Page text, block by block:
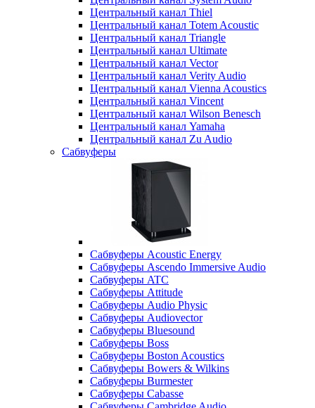
Центральный канал Thiel
Центральный канал Totem Acoustic
Центральный канал Triangle
Центральный канал Ultimate
Центральный канал Vector
Центральный канал Verity Audio
Центральный канал Vienna Acoustics
Центральный канал Vincent
Центральный канал Wilson Benesch
Центральный канал Yamaha
Центральный канал Zu Audio
Сабвуферы
Сабвуферы Acoustic Energy
Сабвуферы Ascendo Immersive Audio
Сабвуферы ATC
Сабвуферы Attitude
Сабвуферы Audio Physic
Сабвуферы Audiovector
Сабвуферы Bluesound
Сабвуферы Boss
Сабвуферы Boston Acoustics
Сабвуферы Bowers & Wilkins
Сабвуферы Burmester
Сабвуферы Cabasse